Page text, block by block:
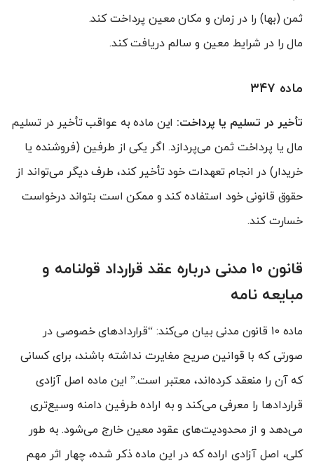
ثمن (بها) را در زمان و مکان معین پرداخت کند.
مال را در شرایط معین و سالم دریافت کند.
ماده ۳۴۷
تأخیر در تسلیم یا پرداخت: این ماده به عواقب تأخیر در تسلیم
مال یا پرداخت ثمن می‌پردازد. اگر یکی از طرفین (فروشنده یا
خریدار) در انجام تعهدات خود تأخیر کند، طرف دیگر می‌تواند از
حقوق قانونی خود استفاده کند و ممکن است بتواند درخواست
خسارت کند.
قانون 10 مدنی درباره عقد قرارداد قولنامه و
مبایعه نامه
ماده 10 قانون مدنی بیان می‌کند: “قراردادهای خصوصی در
صورتی که با قوانین صریح مغایرت نداشته باشند، برای کسانی
که آن را منعقد کرده‌اند، معتبر است.” این ماده اصل آزادی
قراردادها را معرفی می‌کند و به اراده طرفین دامنه وسیع‌تری
می‌دهد و از محدودیت‌های عقود معین خارج می‌شود. به طور
کلی، اصل آزادی اراده که در این ماده ذکر شده، چهار اثر مهم